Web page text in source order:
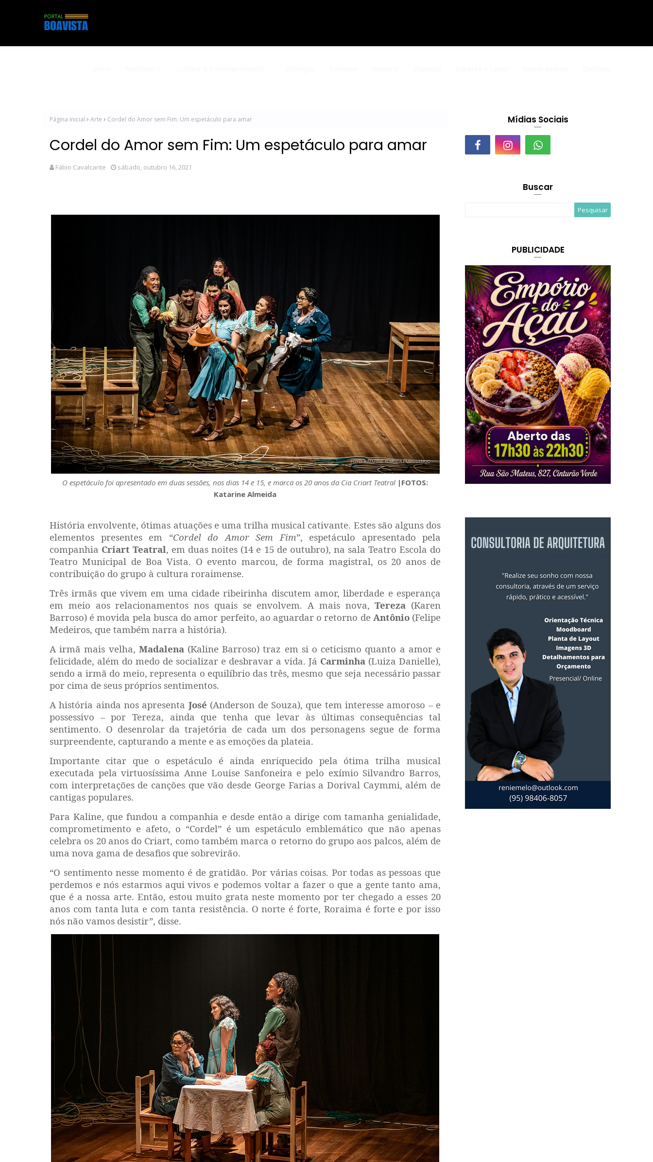
Página inicial Arte Cordel do Amor sem Fim: Um espetáculo para amar
Cordel do Amor sem Fim: Um espetáculo para amar
Fábio Cavalcante sábado, outubro 16, 2021
O espetáculo foi apresentado em duas sessões, nos dias 14 e 15, e marca os 20 anos da Cia Criart Teatral |FOTOS:
Katarine Almeida
História envolvente, ótimas atuações e uma trilha musical cativante. Estes são alguns dos
elementos presentes em “Cordel do Amor Sem Fim”, espetáculo apresentado pela
companhia Criart Teatral, em duas noites (14 e 15 de outubro), na sala Teatro Escola do
Teatro Municipal de Boa Vista. O evento marcou, de forma magistral, os 20 anos de
contribuição do grupo à cultura roraimense.
Três irmãs que vivem em uma cidade ribeirinha discutem amor, liberdade e esperança
em meio aos relacionamentos nos quais se envolvem. A mais nova,Tereza (Karen
Barroso) é movida pela busca do amor perfeito, ao aguardar o retorno de Antônio(Felipe
Medeiros, que também narra a história).
A irmã mais velha, Madalena(Kaline Barroso) traz em si o ceticismo quanto a amor e
felicidade, além do medo de socializar e desbravar a vida. Já Carminha (Luiza Danielle),
sendo a irmã do meio, representa o equilíbrio das três, mesmo que seja necessário passar
por cima de seus próprios sentimentos.
A história ainda nos apresenta José (Anderson de Souza), que tem interesse amoroso – e
possessivo – por Tereza, ainda que tenha que levar às últimas consequências tal
sentimento. O desenrolar da trajetória de cada um dos personagens segue de forma
surpreendente, capturando a mente e as emoções da plateia.
Importante citar que o espetáculo é ainda enriquecido pela ótima trilha musical
executada pela virtuosíssima Anne Louise Sanfoneira e pelo exímio Silvandro Barros,
com interpretações de canções que vão desde George Farias a Dorival Caymmi, além de
cantigas populares.
Para Kaline, que fundou a companhia e desde então a dirige com tamanha genialidade,
comprometimento e afeto, o “Cordel” é um espetáculo emblemático que não apenas
celebra os 20 anos do Criart, como também marca o retorno do grupo aos palcos, além de
uma nova gama de desafios que sobrevirão.
“O sentimento nesse momento é de gratidão. Por várias coisas. Por todas as pessoas que
perdemos e nós estarmos aqui vivos e podemos voltar a fazer o que a gente tanto ama,
que é a nossa arte. Então, estou muito grata neste momento por ter chegado a esses 20
anos com tanta luta e com tanta resistência. O norte é forte, Roraima é forte e por isso
nós não vamos desistir”, disse.
Mídias Sociais
Buscar
PUBLICIDADE